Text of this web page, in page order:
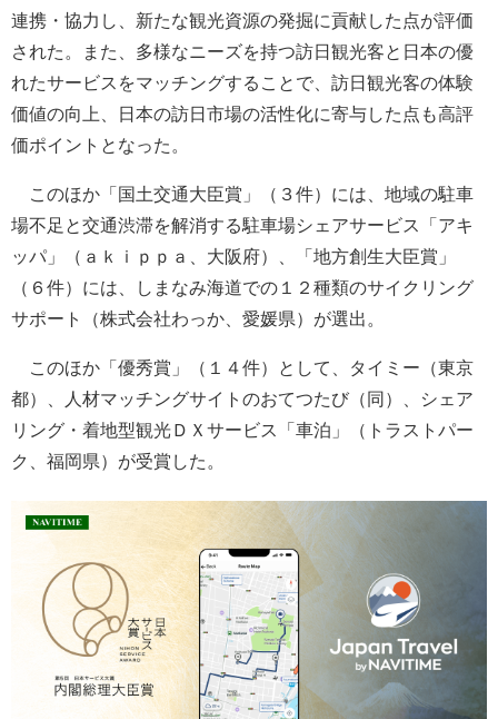
連携・協力し、新たな観光資源の発掘に貢献した点が評価
された。また、多様なニーズを持つ訪日観光客と日本の優
れたサービスをマッチングすることで、訪日観光客の体験
価値の向上、日本の訪日市場の活性化に寄与した点も高評
価ポイントとなった。
このほか「国土交通大臣賞」（３件）には、地域の駐車
場不足と交通渋滞を解消する駐車場シェアサービス「アキ
ッパ」（ａｋｉｐｐａ、大阪府）、「地方創生大臣賞」
（６件）には、しまなみ海道での１２種類のサイクリング
サポート（株式会社わっか、愛媛県）が選出。
このほか「優秀賞」（１４件）として、タイミー（東京
都）、人材マッチングサイトのおてつたび（同）、シェア
リング・着地型観光ＤＸサービス「車泊」（トラストパー
ク、福岡県）が受賞した。